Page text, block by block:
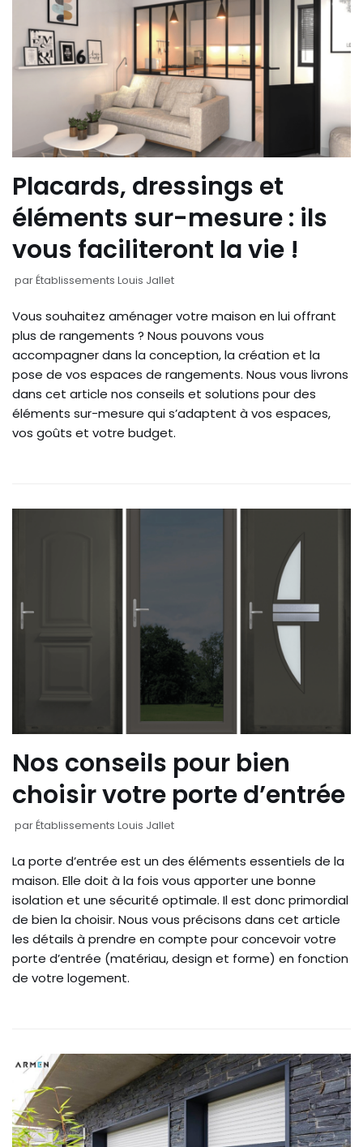
Placards, dressings et
éléments sur-mesure : ils
vous faciliteront la vie !
parÉtablissements Louis Jallet
Vous souhaitez aménager votre maison en lui offrant
plus de rangements ? Nous pouvons vous
accompagner dans la conception, la création et la
pose de vos espaces de rangements. Nous vous livrons
dans cet article nos conseils et solutions pour des
éléments sur-mesure qui s’adaptent à vos espaces,
vos goûts et votre budget.
Nos conseils pour bien
choisir votre porte d’entrée
parÉtablissements Louis Jallet
La porte d’entrée est un des éléments essentiels de la
maison. Elle doit à la fois vous apporter une bonne
isolation et une sécurité optimale. Il est donc primordial
de bien la choisir. Nous vous précisons dans cet article
les détails à prendre en compte pour concevoir votre
porte d’entrée (matériau, design et forme) en fonction
de votre logement.